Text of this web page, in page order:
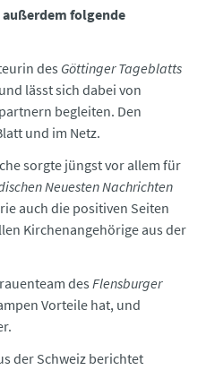
außerdem folgende
des Göttinger Tageblatts
lässt sich dabei von
begleiten. Den
und im Netz.
sorgte jüngst vor allem für
Neuesten Nachrichten
auch die positiven Seiten
Kirchenangehörige aus der
desFlensburger
Vorteile hat, und
der Schweiz berichtet